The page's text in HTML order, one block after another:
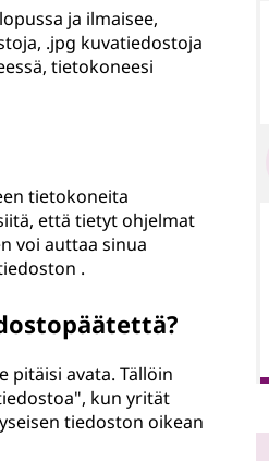
ja ilmaisee,
.jpg kuvatiedostoja
tietokoneesi
tietokoneita
että tietyt ohjelmat
voi auttaa sinua
.
pitäisi avata. Tällöin
kun yrität
tiedoston oikean